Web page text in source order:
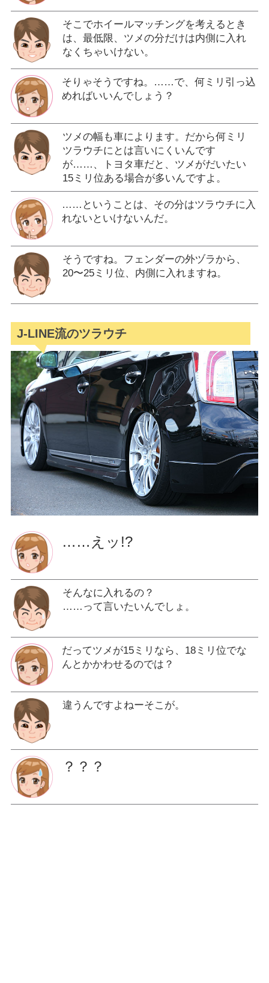
そこでホイールマッチングを考えるとき
は、最低限、ツメの分だけは内側に入れ
なくちゃいけない。
そりゃそうですね。……で、何ミリ引っ込
めればいいんでしょう？
ツメの幅も車によります。だから何ミリ
ツラウチにとは言いにくいんです
が……、トヨタ車だと、ツメがだいたい
15ミリ位ある場合が多いんですよ。
……ということは、その分はツラウチに入
れないといけないんだ。
そうですね。フェンダーの外ヅラから、
20〜25ミリ位、内側に入れますね。
J-LINE流のツラウチ
……えッ!?
そんなに入れるの？
……って言いたいんでしょ。
だってツメが15ミリなら、18ミリ位でな
んとかかわせるのでは？
違うんですよねーそこが。
？？？